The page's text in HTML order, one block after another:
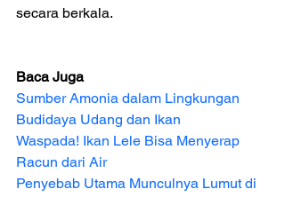
secara berkala.
Baca Juga
Sumber Amonia dalam Lingkungan
Budidaya Udang dan Ikan
Waspada! Ikan Lele Bisa Menyerap
Racun dari Air
Penyebab Utama Munculnya Lumut di